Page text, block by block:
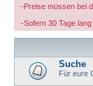
-Preise müssen bei
-Sofern 30 Tage
Suche
Für eure